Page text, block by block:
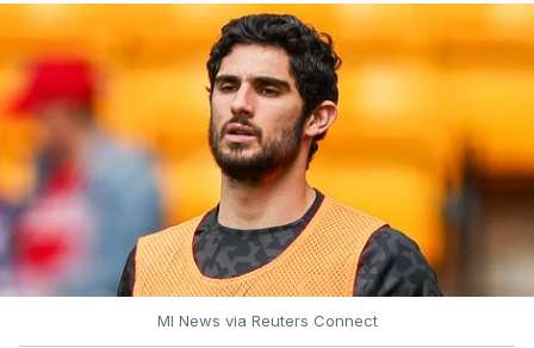
MI News via Reuters Connect